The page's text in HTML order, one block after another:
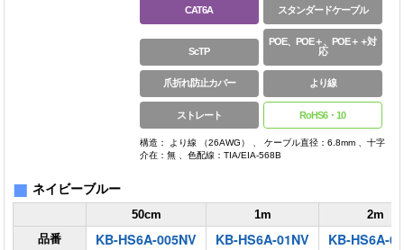
CAT6A スタンダードケーブル
ScTP
POE、POE＋、POE＋＋対
応
爪折れ防止カバー より線
ストレート RoHS6・10
構造： より線 （26AWG） 、 ケーブル直径：6.8mm 、十字
介在：無 、色配線：TIA/EIA-568B
■ ネイビーブルー
50cm 1m
2m
品番
KB-HS6A-005NV KB-HS6A-01NV KB-HS6A-